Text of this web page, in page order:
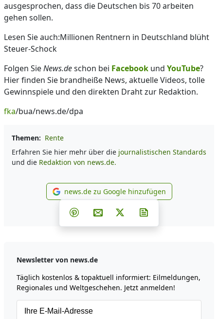
ausgesprochen, dass die Deutschen bis 70 arbeiten
gehen sollen.
Lesen Sie auch:Millionen Rentnern in Deutschland blüht
Steuer-Schock
Folgen SieNews.deschon bei Facebook und YouTube?
Hier finden Sie brandheiße News, aktuelle Videos, tolle
Gewinnspiele und den direkten Draht zur Redaktion.
fka/bua/news.de/dpa
Themen: Rente
Erfahren Sie hier mehr über die journalistischen Standards
und die Redaktion von news.de.
news.de zu Google
news.de zu Google hinzufügen
Teilen auf Facebook
Teilen auf Whatsapp
Teilen auf Telegram
Teilen auf Pinterest
Per E-Mail teilen
Post auf X
Newsletter von news.de
Täglich kostenlos & topaktuell informiert: Eilmeldungen,
Regionales und Weltgeschehen. Jetzt anmelden!